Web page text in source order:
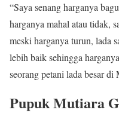
“Saya senang harganya
harganya mahal atau tidak,
meski harganya turun, lada
lebih baik sehingga
seorang petani lada besar di
Pupuk Mutiara